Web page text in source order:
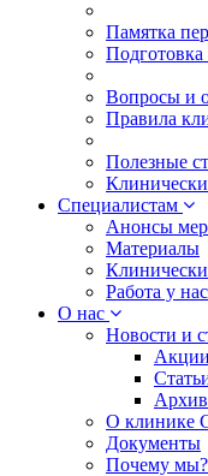
Памятка
Подготовка
Вопросы и
Правила
Полезные
Специалистам
Анонсы
Материалы
Работа у нас
О нас
Новости и
О клинике
Документы
Почему